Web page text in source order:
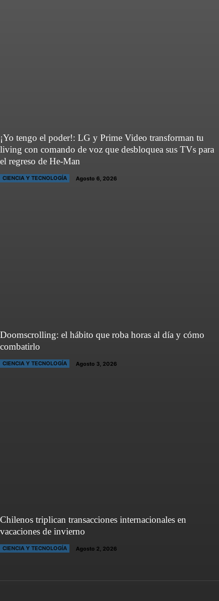
¡Yo tengo el poder!: LG y Prime Video transforman tu
living con comando de voz que desbloquea sus TVs para
el regreso de He-Man
CIENCIA Y TECNOLOGÍA Agosto 6, 2026
Doomscrolling: el hábito que roba horas al día y cómo
combatirlo
CIENCIA Y TECNOLOGÍA Agosto 3, 2026
Chilenos triplican transacciones internacionales en
vacaciones de invierno
CIENCIA Y TECNOLOGÍA Agosto 2, 2026